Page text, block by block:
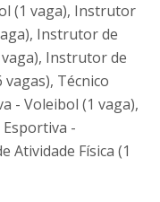
(1 vaga), Instrutor
Instrutor de
Instrutor de
Técnico
- Voleibol (1 vaga),
-
Atividade Física (1